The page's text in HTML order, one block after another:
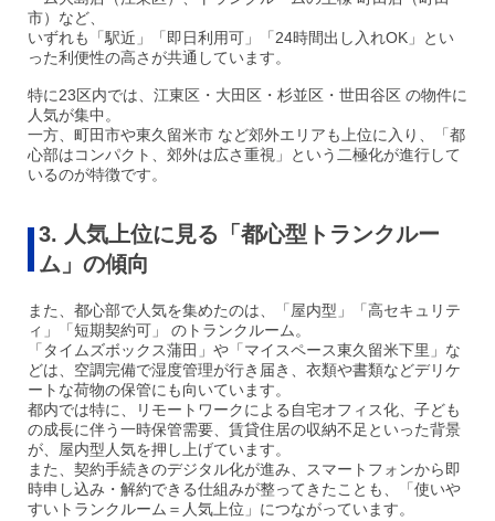
市）など、
いずれも「駅近」「即日利用可」「24時間出し入れOK」とい
った利便性の高さが共通しています。
特に23区内では、江東区・大田区・杉並区・世田谷区 の物件に
人気が集中。
一方、町田市や東久留米市 など郊外エリアも上位に入り、「都
心部はコンパクト、郊外は広さ重視」という二極化が進行して
いるのが特徴です。
3. 人気上位に見る「都心型トランクルー
ム」の傾向
また、都心部で人気を集めたのは、「屋内型」「高セキュリテ
ィ」「短期契約可」 のトランクルーム。
「タイムズボックス蒲田」や「マイスペース東久留米下里」な
どは、空調完備で湿度管理が行き届き、衣類や書類などデリケ
ートな荷物の保管にも向いています。
都内では特に、リモートワークによる自宅オフィス化、子ども
の成長に伴う一時保管需要、賃貸住居の収納不足といった背景
が、屋内型人気を押し上げています。
また、契約手続きのデジタル化が進み、スマートフォンから即
時申し込み・解約できる仕組みが整ってきたことも、「使いや
すいトランクルーム＝人気上位」につながっています。